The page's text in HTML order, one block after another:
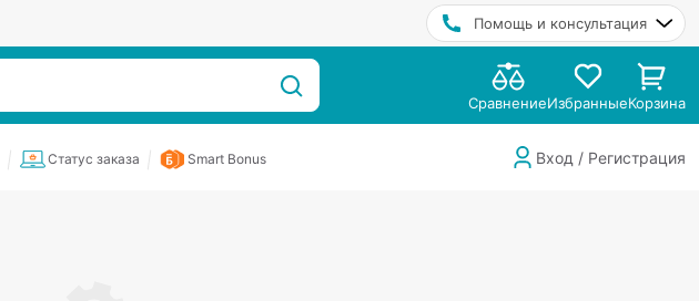
Помощь и консультация
СравнениеИзбранныеКорзина
Статус заказа Smart Bonus Вход / Регистрация